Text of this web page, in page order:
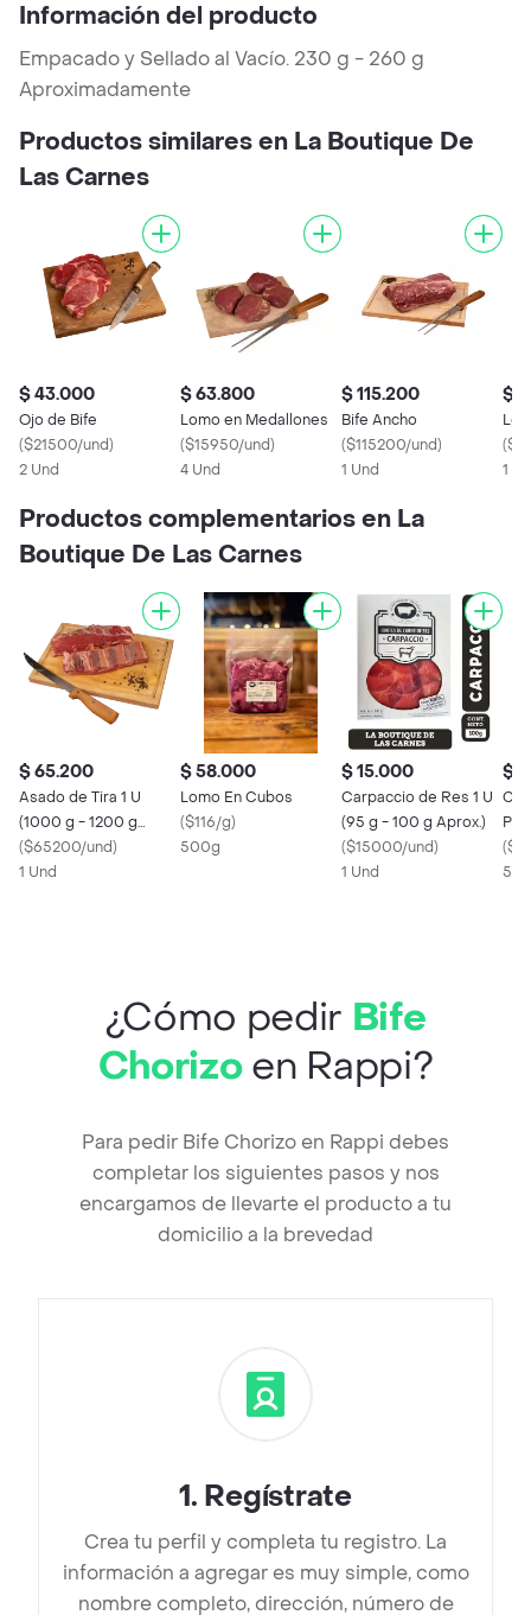
Información del producto
Empacado y Sellado al Vacío. 230 g - 260 g
Aproximadamente
Productos similares en La Boutique De
Las Carnes
$ 43.000
Ojo de Bife
($21500/und)
2 Und
$ 63.800
Lomo en Medallones
($15950/und)
4 Und
$ 115.200
Bife Ancho
($115200/und)
1 Und
$
(
1
Productos complementarios en La
Boutique De Las Carnes
$ 65.200
Asado de Tira 1 U
(1000 g - 1200 g
Aprox.)
($65200/und)
1 Und
$ 58.000
Lomo En Cubos
($116/g)
500g
$ 15.000
Carpaccio de Res 1 U
(95 g - 100 g Aprox.)
($15000/und)
1 Und
$
(
5 X
¿Cómo pedir Bife
Chorizoen Rappi?
Para pedir Bife Chorizo en Rappi debes
completar los siguientes pasos y nos
encargamos de llevarte el producto a tu
domicilio a la brevedad
1. Regístrate
Crea tu perfil y completa tu registro. La
información a agregar es muy simple, como
nombre completo, dirección, número de